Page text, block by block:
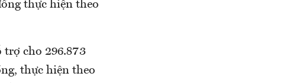
thực hiện theo
trợ cho 296.873
thực hiện theo